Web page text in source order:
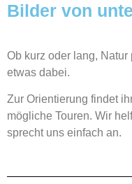
Bilder von
Ob kurz oder lang,
etwas dabei.
Zur Orientierung findet
mögliche Touren. Wir
sprecht uns einfach an.